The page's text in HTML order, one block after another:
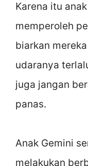
Karena itu
memperoleh
biarkan
udaranya
juga jangan
panas.
Anak Gemini
melakukan